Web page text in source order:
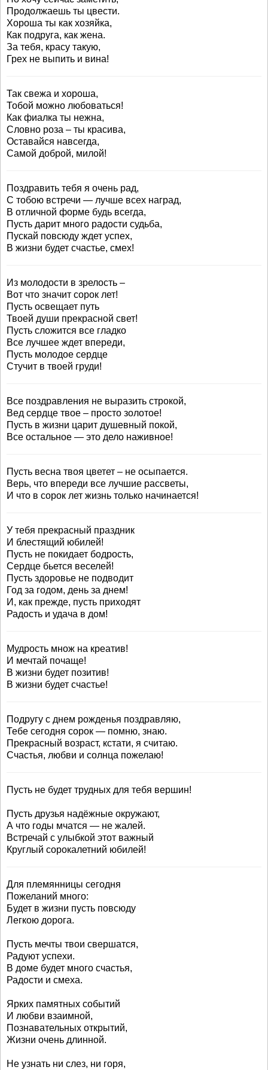
Продолжаешь ты цвести.
Хороша ты как хозяйка,
Как подруга, как жена.
За тебя, красу такую,
Грех не выпить и вина!
Так свежа и хороша,
Тобой можно любоваться!
Как фиалка ты нежна,
Словно роза – ты красива,
Оставайся навсегда,
Самой доброй, милой!
Поздравить тебя я очень рад,
С тобою встречи — лучше всех наград,
В отличной форме будь всегда,
Пусть дарит много радости судьба,
Пускай повсюду ждет успех,
В жизни будет счастье, смех!
Из молодости в зрелость –
Вот что значит сорок лет!
Пусть освещает путь
Твоей души прекрасной свет!
Пусть сложится все гладко
Все лучшее ждет впереди,
Пусть молодое сердце
Стучит в твоей груди!
Все поздравления не выразить строкой,
Вед сердце твое – просто золотое!
Пусть в жизни царит душевный покой,
Все остальное — это дело наживное!
Пусть весна твоя цветет – не осыпается.
Верь, что впереди все лучшие рассветы,
И что в сорок лет жизнь только начинается!
У тебя прекрасный праздник
И блестящий юбилей!
Пусть не покидает бодрость,
Сердце бьется веселей!
Пусть здоровье не подводит
Год за годом, день за днем!
И, как прежде, пусть приходят
Радость и удача в дом!
Мудрость множ на креатив!
И мечтай почаще!
В жизни будет позитив!
В жизни будет счастье!
Подругу с днем рожденья поздравляю,
Тебе сегодня сорок — помню, знаю.
Прекрасный возраст, кстати, я считаю.
Счастья, любви и солнца пожелаю!
Пусть не будет трудных для тебя вершин!
Пусть друзья надёжные окружают,
А что годы мчатся — не жалей.
Встречай с улыбкой этот важный
Круглый сорокалетний юбилей!
Для племянницы сегодня
Пожеланий много:
Будет в жизни пусть повсюду
Легкою дорога.
Пусть мечты твои свершатся,
Радуют успехи.
В доме будет много счастья,
Радости и смеха.
Ярких памятных событий
И любви взаимной,
Познавательных открытий,
Жизни очень длинной.
Не узнать ни слез, ни горя,